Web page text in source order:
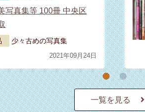
写真集等 100冊 中央区
少々古めの写真集
2021年09月24日
一覧を見る